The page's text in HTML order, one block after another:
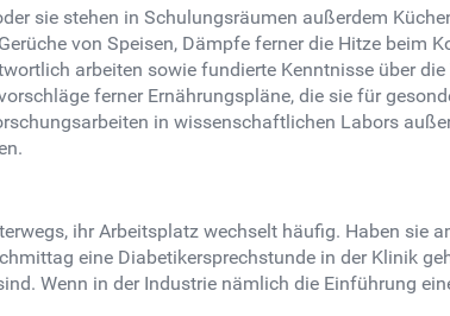
sie stehen in Schulungsräumen außerdem
von Speisen, Dämpfe ferner die Hitze beim
arbeiten sowie fundierte Kenntnisse über
ferner Ernährungspläne, die sie für
in wissenschaftlichen Labors
ihr Arbeitsplatz wechselt häufig. Haben sie
eine Diabetikersprechstunde in der Klinik
Wenn in der Industrie nämlich die Einführung